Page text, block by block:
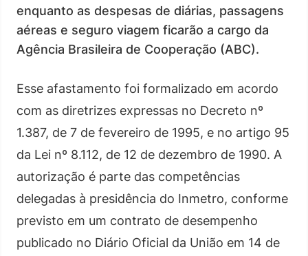
enquanto as despesas de diárias, passagens
aéreas e seguro viagem ficarão a cargo da
Agência Brasileira de Cooperação (ABC).
Esse afastamento foi formalizado em acordo
com as diretrizes expressas no Decreto nº
1.387, de 7 de fevereiro de 1995, e no artigo 95
da Lei nº 8.112, de 12 de dezembro de 1990. A
autorização é parte das competências
delegadas à presidência do Inmetro, conforme
previsto em um contrato de desempenho
publicado no Diário Oficial da União em 14 de